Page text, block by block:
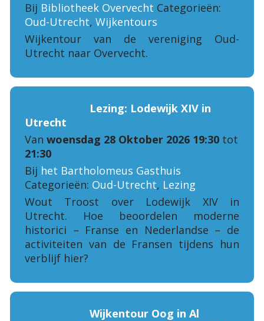
Bij Bibliotheek Overvecht Categorieën:
Oud-Utrecht,Wijkentours
Wijkentour van de vereniging Oud-
Utrecht naar Overvecht.
Lezing: Lodewijk XIV in
Utrecht
Vanwoensdag 28 Oktober 2026 19:30 tot
21:30
Bij het Bartholomeus Gasthuis
Categorieën: Oud-Utrecht, Lezing
Wout Troost over Lodewijk XIV in
Utrecht. Hoe beoordelen moderne
historici – Franse en Nederlandse – de
activiteiten van de Fransen tijdens hun
verblijf hier?
Wijkentour Oog in Al